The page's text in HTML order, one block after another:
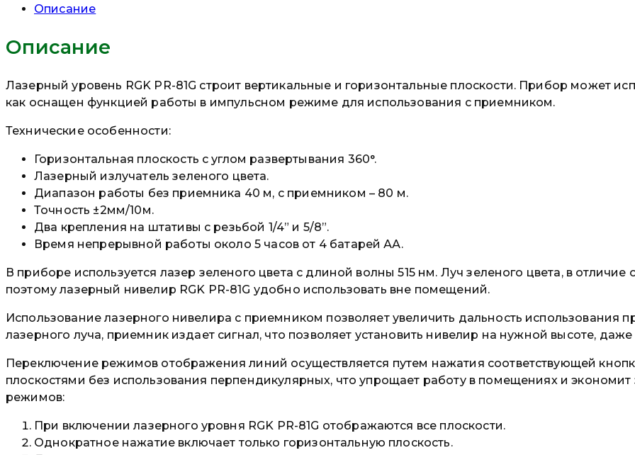
Описание
Описание
Лазерный уровень RGK PR-81G строит вертикальные и горизонтальные плоскости. Прибор может
как оснащен функцией работы в импульсном режиме для использования с приемником.
Технические особенности:
Горизонтальная плоскость с углом развертывания 360°.
Лазерный излучатель зеленого цвета.
Диапазон работы без приемника 40 м, с приемником – 80 м.
Точность ±2мм/10м.
Два крепления на штативы с резьбой 1/4” и 5/8”.
Время непрерывной работы около 5 часов от 4 батарей АА.
В приборе используется лазер зеленого цвета с длиной волны 515 нм. Луч зеленого цвета, в
поэтому лазерный нивелир RGK PR-81G удобно использовать вне помещений.
Использование лазерного нивелира с приемником позволяет увеличить дальность
лазерного луча, приемник издает сигнал, что позволяет установить нивелир на нужной высоте,
Переключение режимов отображения линий осуществляется путем нажатия соответствующей
плоскостями без использования перпендикулярных, что упрощает работу в помещениях и
режимов:
При включении лазерного уровня RGK PR-81G отображаются все плоскости.
Однократное нажатие включает только горизонтальную плоскость.